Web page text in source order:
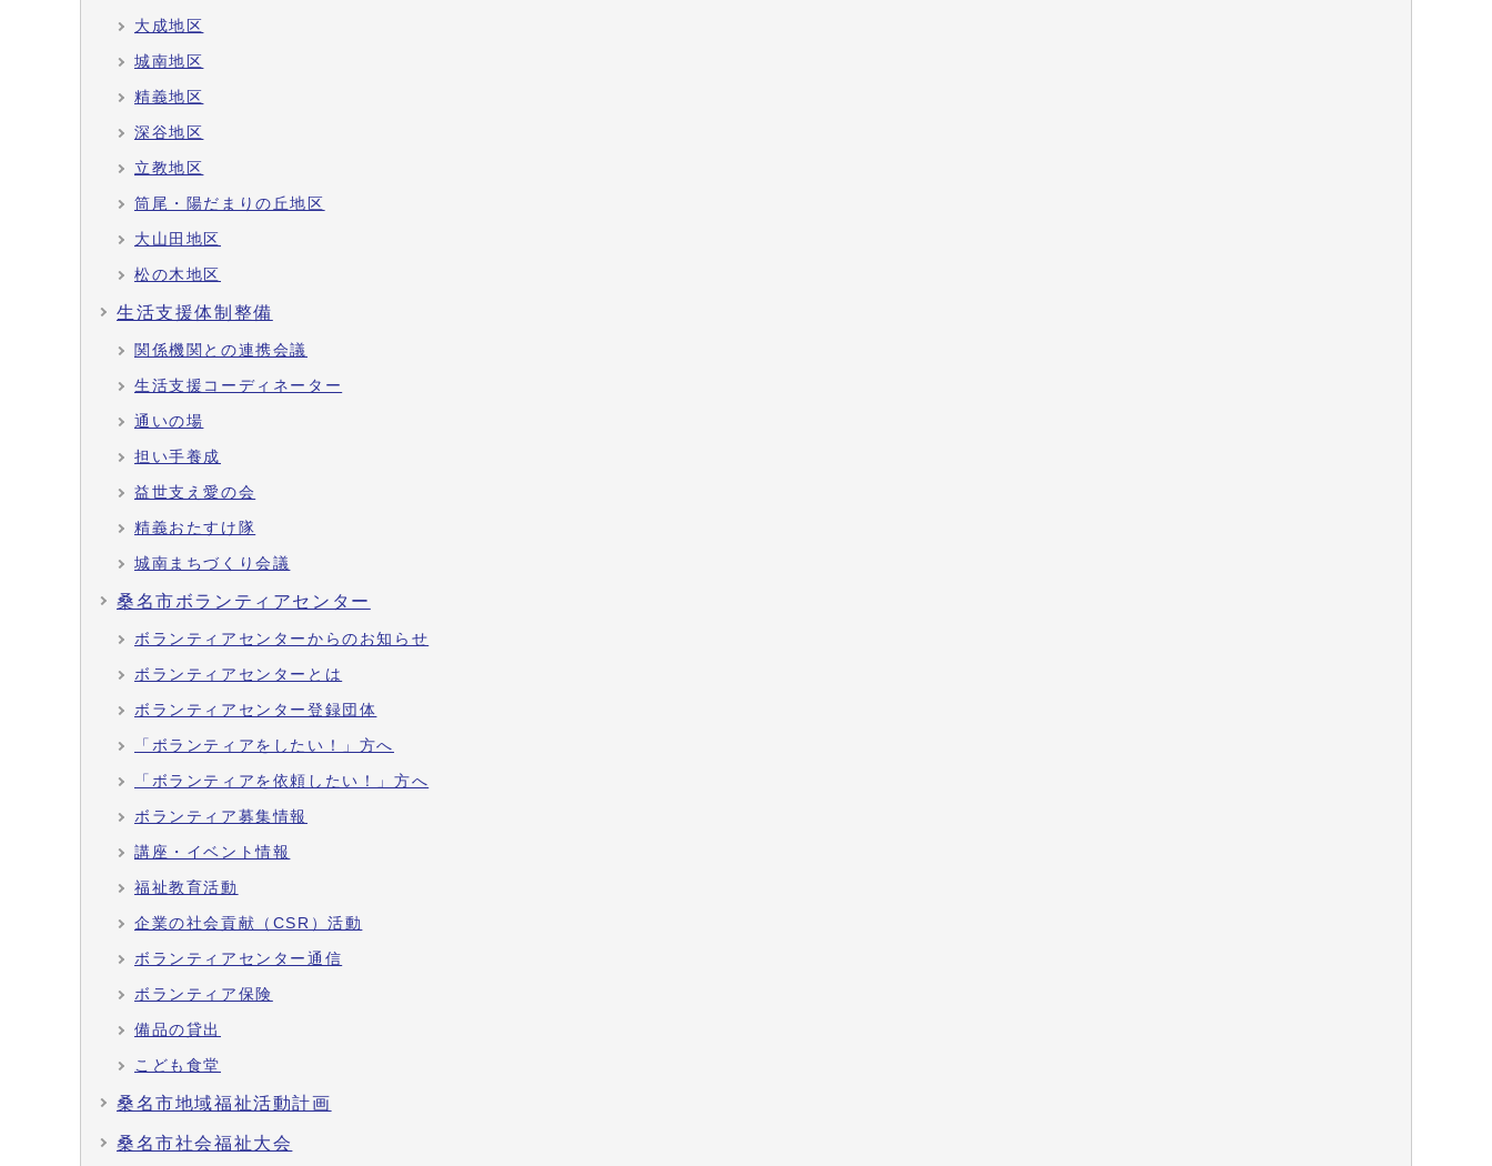
大成地区
城南地区
精義地区
深谷地区
立教地区
筒尾・陽だまりの丘地区
大山田地区
松の木地区
生活支援体制整備
関係機関との連携会議
生活支援コーディネーター
通いの場
担い手養成
益世支え愛の会
精義おたすけ隊
城南まちづくり会議
桑名市ボランティアセンター
ボランティアセンターからのお知らせ
ボランティアセンターとは
ボランティアセンター登録団体
「ボランティアをしたい！」方へ
「ボランティアを依頼したい！」方へ
ボランティア募集情報
講座・イベント情報
福祉教育活動
企業の社会貢献（CSR）活動
ボランティアセンター通信
ボランティア保険
備品の貸出
こども食堂
桑名市地域福祉活動計画
桑名市社会福祉大会